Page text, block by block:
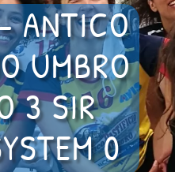
ANTICO
UMBRO
3 SIR
0